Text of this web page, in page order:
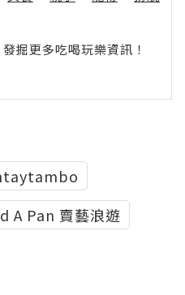
掘更多吃喝玩樂資訊！
A Pan 賣藝浪遊